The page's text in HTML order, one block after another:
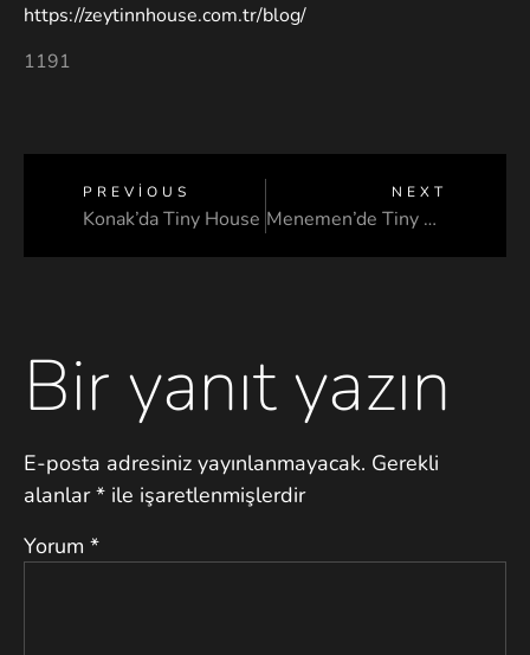
https://zeytinnhouse.com.tr/blog/
1191
PREVIOUS
Konak’da Tiny House
NEXT
Menemen’de Tiny House
Bir yanıt yazın
E-posta adresiniz yayınlanmayacak. Gerekli
alanlar* ile işaretlenmişlerdir
Yorum *